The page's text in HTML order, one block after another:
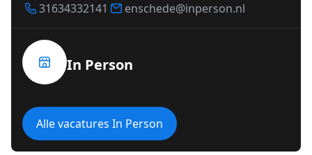
31634332141 enschede@inperson.nl
In Person
Alle vacatures In Person